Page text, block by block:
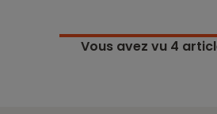
Vous avez vu 4